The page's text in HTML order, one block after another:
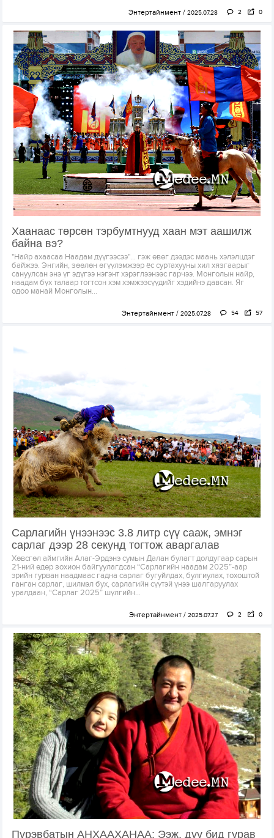
Энтертайнмент 2025.07.28 2 0
Хаанаас төрсөн тэрбумтнууд хаан мэт аашилж
байна вэ?
"Найр ахаасаа Наадам дүүгээсээ"… гэж өвөг дээдэс маань хэлэлцдэг
байжээ. Энгийн, зөөлөн өгүүлэмжээр ёс суртахууны хил хязгаарыг
сануулсан энэ үг эдүгээ нэгэнт хэрэглээнээс гарчээ. Монголын найр,
наадам бүх талаар тогтсон хэм хэмжээсүүдийг хэдийнэ давсан. Яг
одоо манай Монголын...
Энтертайнмент 2025.07.28 54 57
Сарлагийн үнээнээс 3.8 литр сүү сааж, эмнэг
сарлаг дээр 28 секунд тогтож аваргалав
Хөвсгөл аймгийн Алаг-Эрдэнэ сумын Далан булагт долдугаар сарын
21-ний өдөр зохион байгуулагдсан “Сарлагийн наадам 2025”-аар
эрийн гурван наадмаас гадна сарлаг бугуйлдах, булгиулах, тохоштой
ганган сарлаг, шилмэл бух, сарлагийн сүүтэй үнээ шалгаруулах
уралдаан, “Сарлаг 2025” шүлгийн...
Энтертайнмент 2025.07.27 2 0
Пүрэвбатын АНХААХАНАА: Ээж, дүү бид гурав